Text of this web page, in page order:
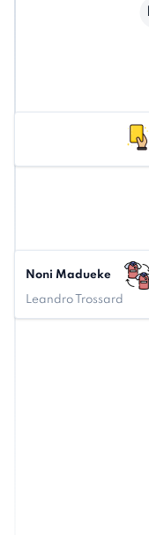
Noni Madueke
Leandro Trossard